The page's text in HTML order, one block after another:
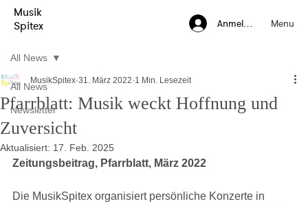
Anmelden Menu
Musik
Spitex
All News
Newsletter
All News
Pfarrblatt: Musik weckt Hoffnung und
Zuversicht
MusikSpitex 31. März 2022 1 Min. Lesezeit
Aktualisiert: 17. Feb. 2025
Zeitungsbeitrag, Pfarrblatt, März 2022
Die MusikSpitex organisiert persönliche Konzerte in